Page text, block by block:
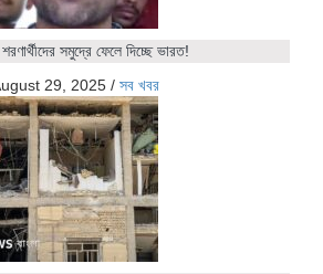
শরণার্থীদের সমুদ্রে ফেলে দিচ্ছে ভারত!
29, 2025 / সব খবর